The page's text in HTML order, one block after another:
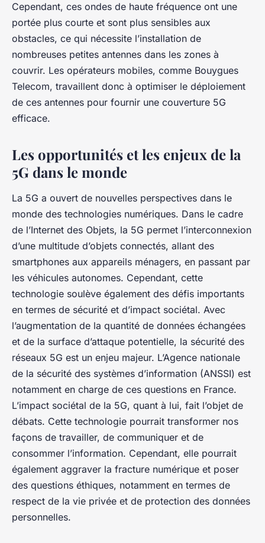
Cependant, ces ondes de haute fréquence ont une
portée plus courte et sont plus sensibles aux
obstacles, ce qui nécessite l’installation de
nombreuses petites antennes dans les zones à
couvrir. Les opérateurs mobiles, comme Bouygues
Telecom, travaillent donc à optimiser le déploiement
de ces antennes pour fournir une couverture 5G
efficace.
Les opportunités et les enjeux de la
5G dans le monde
La 5G a ouvert de nouvelles perspectives dans le
monde des technologies numériques. Dans le cadre
de l’Internet des Objets, la 5G permet l’interconnexion
d’une multitude d’objets connectés, allant des
smartphones aux appareils ménagers, en passant par
les véhicules autonomes. Cependant, cette
technologie soulève également des défis importants
en termes de sécurité et d’impact sociétal. Avec
l’augmentation de la quantité de données échangées
et de la surface d’attaque potentielle, la sécurité des
réseaux 5G est un enjeu majeur. L’Agence nationale
de la sécurité des systèmes d’information (ANSSI) est
notamment en charge de ces questions en France.
L’impact sociétal de la 5G, quant à lui, fait l’objet de
débats. Cette technologie pourrait transformer nos
façons de travailler, de communiquer et de
consommer l’information. Cependant, elle pourrait
également aggraver la fracture numérique et poser
des questions éthiques, notamment en termes de
respect de la vie privée et de protection des données
personnelles.